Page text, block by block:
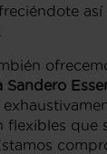
así
Sandero
flexibles que